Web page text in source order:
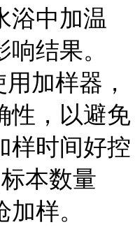
浴中加温
结果。
加样器，
性，以避免
样时间好控
本数量
样。